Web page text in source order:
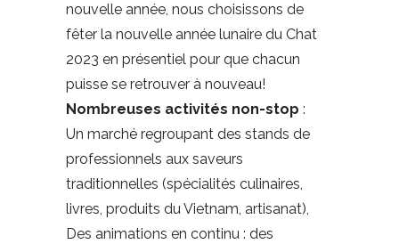
nouvelle année, nous choisissons de
fêter la nouvelle année lunaire du Chat
2023 en présentiel pour que chacun
puisse se retrouver à nouveau!
Nombreuses activités non-stop :
Un marché regroupant des stands de
professionnels aux saveurs
traditionnelles (spécialités culinaires,
livres, produits du Vietnam, artisanat),
Des animations en continu : des